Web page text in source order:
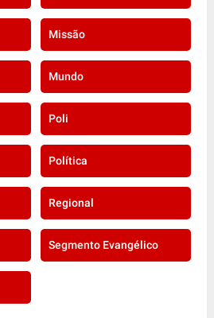
Missão
Mundo
Poli
Política
Regional
Segmento Evangélico